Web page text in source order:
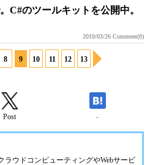
C#のツールキットを公開中。
2010/03/26 Comment(0)
8 9 10 11 12 13
Post -
ラウドコンピューティングやWebサービ